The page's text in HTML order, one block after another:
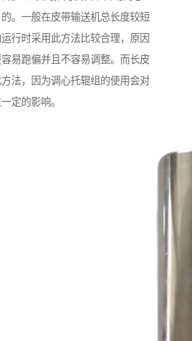
。一般在皮带输送机总长度较短
行时采用此方法比较合理，原因
易跑偏并且不容易调整。而长皮
法，因为调心托辊组的使用会对
定的影响。